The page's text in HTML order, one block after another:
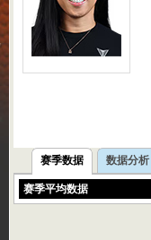
赛季数据 数据分析
赛季平均数据